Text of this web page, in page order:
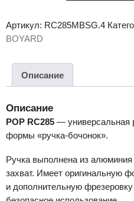
POP
Артикул: RC285MBSG.4
BOYARD
Описание
Описание
POP RC285 — универсальная
формы «ручка-бочонок».
Ручка выполнена из алюминия
захват. Имеет оригинальную
и дополнительную